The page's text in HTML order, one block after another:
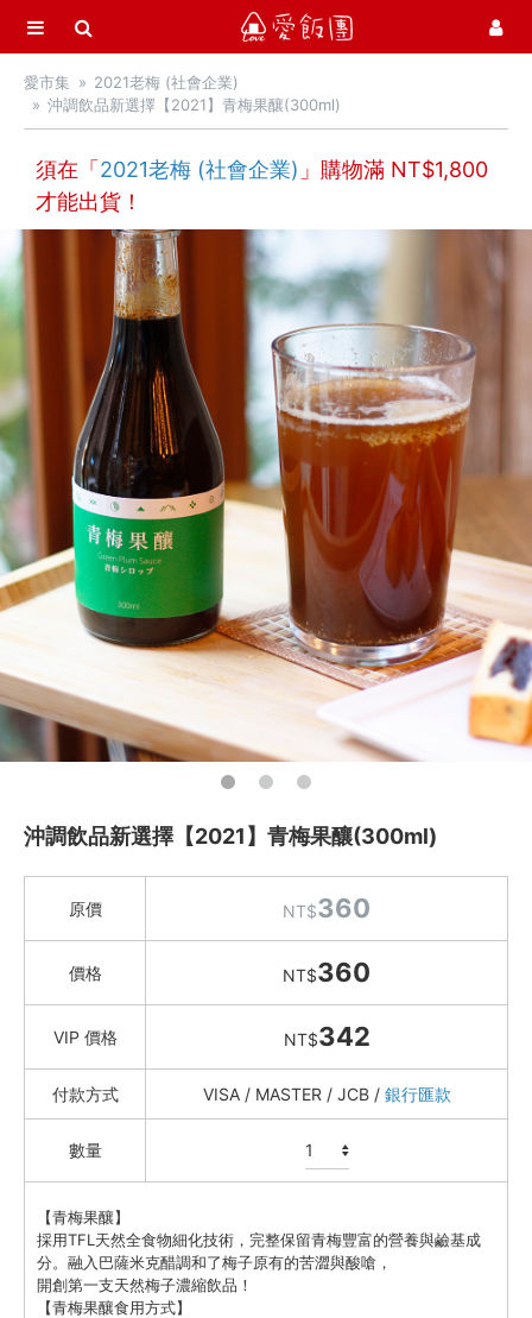
選單
首頁
中秋月餅 / 禮盒
中秋烤肉 / 生鮮
季節推薦 / 新品登場
活力早餐
營養補給站
聚寶堂燕窩
御田 黑羽土雞滴雞精
AFC 美妍保健
myrkl 醚立克
Green&Safe 保健品
O卡桑 木耳養生飲
美肌關鍵燉湯
泉發蜂蜜 蜂膠/蜂王乳/花粉
2021老梅 (社會企業)
果汁 / 醋飲 / 茶飲 / 沖泡
祥記&梅這回事
Green&Safe 粥品/養生湯
愛甜點
水餃 / 麵食 / 湯圓 / 包子
滷味 / 香腸 / 下酒菜
熟食 / 小吃 / 鮑魚罐
喝湯吃火鍋
農產 / 乾貨
油鹽醬醋
頂級美食
愛市集
2021老梅 (社會企業)
沖調飲品新選擇【2021】青梅果釀(300ml)
須在「 2021老梅 (社會企業) 」購物滿 NT$1,800
才能出貨！
沖調飲品新選擇【2021】青梅果釀(300ml)
原價 NT$360
價格 NT$360
VIP 價格 NT$342
付款方式 VISA / MASTER / JCB / 銀行匯款
數量
【青梅果釀】
採用TFL天然全食物細化技術，完整保留青梅豐富的營養與鹼基成
分。融入巴薩米克醋調和了梅子原有的苦澀與酸嗆，
開創第一支天然梅子濃縮飲品！
【青梅果釀食用方式】